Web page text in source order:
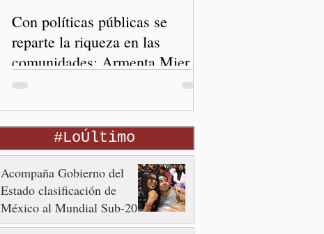
Con políticas públicas se
reparte la riqueza en las
comunidades: Armenta Mier
#LoÚltimo
Acompaña Gobierno del
Estado clasificación de
México al Mundial Sub-20